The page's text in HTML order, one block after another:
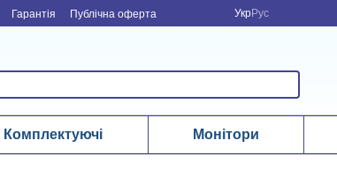
Гарантія Публічна оферта УкрРус
Комплектуючі Монітори